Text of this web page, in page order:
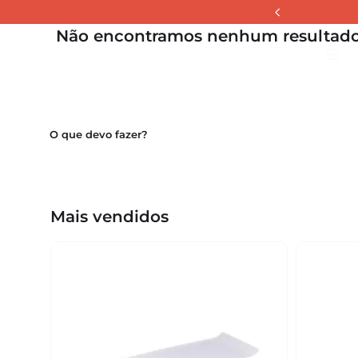
Não encontramos nenhum
Mais vendidos